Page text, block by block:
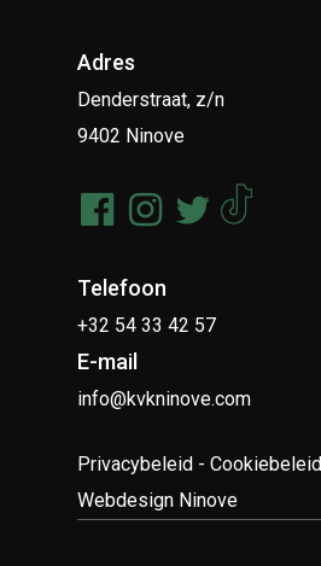
Adres
Denderstraat, z/n
9402 Ninove
Telefoon
+32 54 33 42 57
E-mail
info@kvkninove.com
Privacybeleid -Cookiebeleid
Webdesign Ninove